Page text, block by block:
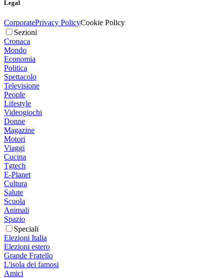
Legal
CorporatePrivacy PolicyCookie Policy
Sezioni
Cronaca
Mondo
Economia
Politica
Spettacolo
Televisione
People
Lifestyle
Videogiochi
Donne
Magazine
Motori
Viaggi
Cucina
Tgtech
E-Planet
Cultura
Salute
Scuola
Animali
Spazio
Speciali
Elezioni Italia
Elezioni estero
Grande Fratello
L'isola dei famosi
Amici